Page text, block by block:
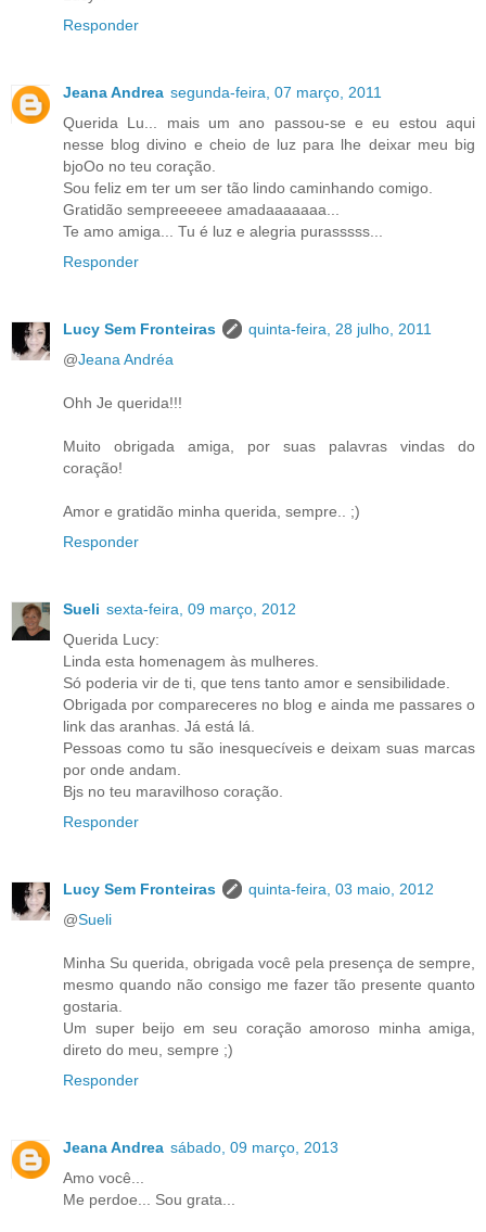
Responder
Jeana Andrea segunda-feira, 07 março, 2011
Querida Lu... mais um ano passou-se e eu estou aqui
nesse blog divino e cheio de luz para lhe deixar meu big
bjoOo no teu coração.
Sou feliz em ter um ser tão lindo caminhando comigo.
Gratidão sempreeeeee amadaaaaaaa...
Te amo amiga... Tu é luz e alegria purasssss...
Responder
Lucy Sem Fronteiras
quinta-feira, 28 julho, 2011
@Jeana Andréa
Ohh Je querida!!!
Muito obrigada amiga, por suas palavras vindas do
coração!
Amor e gratidão minha querida, sempre.. ;)
Responder
Sueli sexta-feira, 09 março, 2012
Querida Lucy:
Linda esta homenagem às mulheres.
Só poderia vir de ti, que tens tanto amor e sensibilidade.
Obrigada por compareceres no blog e ainda me passares o
link das aranhas. Já está lá.
Pessoas como tu são inesquecíveis e deixam suas marcas
por onde andam.
Bjs no teu maravilhoso coração.
Responder
Lucy Sem Fronteiras
quinta-feira, 03 maio, 2012
@Sueli
Minha Su querida, obrigada você pela presença de sempre,
mesmo quando não consigo me fazer tão presente quanto
gostaria.
Um super beijo em seu coração amoroso minha amiga,
direto do meu, sempre ;)
Responder
Jeana Andrea sábado, 09 março, 2013
Amo você...
Me perdoe... Sou grata...